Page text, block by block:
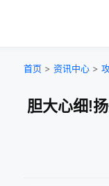
首页 > 资讯中心 >
胆大心细!